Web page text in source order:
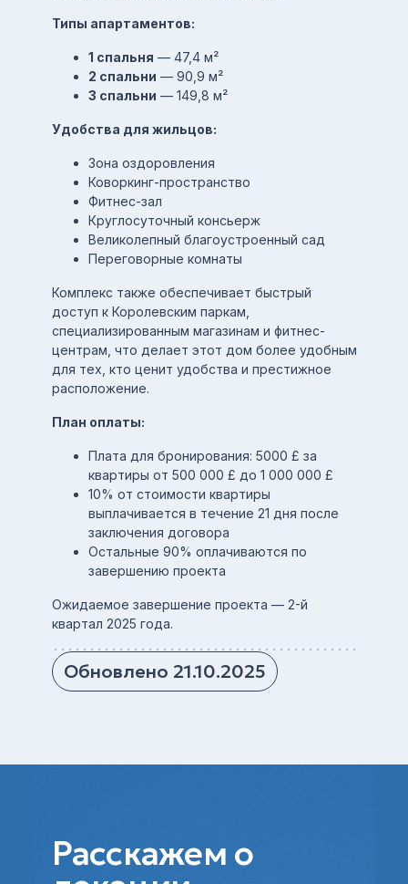
Типы апартаментов:
1 спальня — 47,4 м²
2 спальни — 90,9 м²
3 спальни — 149,8 м²
Удобства для жильцов:
Зона оздоровления
Коворкинг-пространство
Фитнес-зал
Круглосуточный консьерж
Великолепный благоустроенный сад
Переговорные комнаты
Комплекс также обеспечивает быстрый
доступ к Королевским паркам,
специализированным магазинам и фитнес-
центрам, что делает этот дом более удобным
для тех, кто ценит удобства и престижное
расположение.
План оплаты:
Плата для бронирования: 5000 £ за
квартиры от 500 000 £ до 1 000 000 £
10% от стоимости квартиры
выплачивается в течение 21 дня после
заключения договора
Остальные 90% оплачиваются по
завершению проекта
Ожидаемое завершение проекта — 2-й
квартал 2025 года.
Обновлено 21.10.2025
Расскажем о